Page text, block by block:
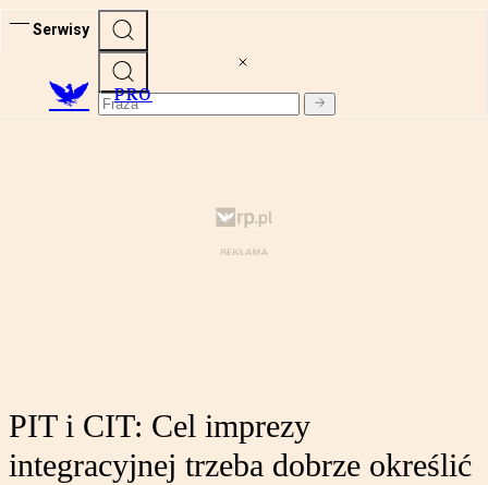
Serwisy
PRO
PIT i CIT: Cel imprezy
integracyjnej trzeba dobrze określić